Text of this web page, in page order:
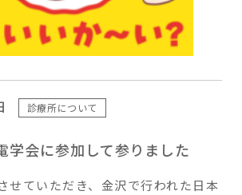
診療所について
学会に参加して参りました
せていただき、金沢で行われた日本